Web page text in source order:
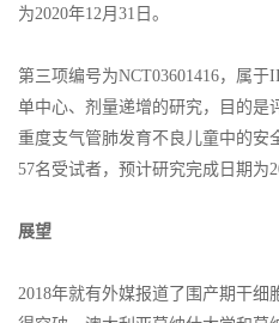
为2020年12月31日。
第三项编号为NCT03601416，属
单中心、剂量递增的研究，目的是
重度支气管肺发育不良儿童中的安
57名受试者，预计研究完成日期为
展望
2018年就有外媒报道了围产期干